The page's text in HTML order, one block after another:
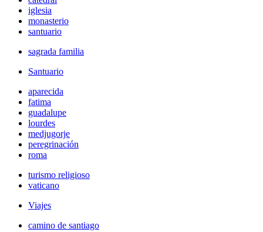
iglesia
monasterio
santuario
sagrada familia
Santuario
aparecida
fatima
guadalupe
lourdes
medjugorje
peregrinación
roma
turismo religioso
vaticano
Viajes
camino de santiago